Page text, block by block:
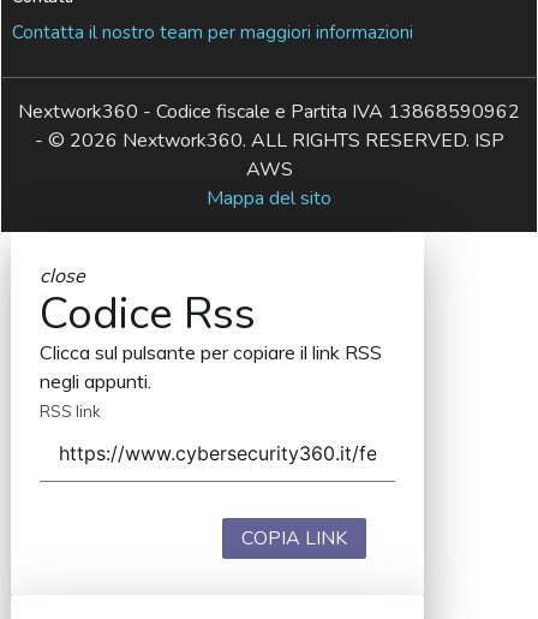
Contatta il nostro team per maggiori informazioni
Nextwork360 - Codice fiscale e Partita IVA 13868590962
- © 2026 Nextwork360. ALL RIGHTS RESERVED. ISP
AWS
Mappa del sito
close
Codice Rss
Clicca sul pulsante per copiare il link RSS
negli appunti.
RSS link
COPIA LINK